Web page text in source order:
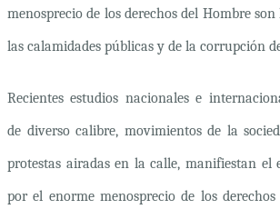
menosprecio de los derechos del Hombre
las calamidades públicas y de la corrupción
Recientes estudios nacionales e
de diverso calibre, movimientos de la
protestas airadas en la calle, manifiestan el
por el enorme menosprecio de los